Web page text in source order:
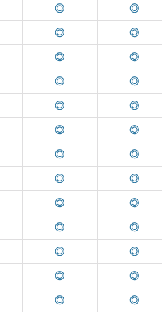
◎ ◎
◎ ◎
◎ ◎
◎ ◎
◎ ◎
◎ ◎
◎ ◎
◎ ◎
◎ ◎
◎ ◎
◎ ◎
◎ ◎
◎ ◎